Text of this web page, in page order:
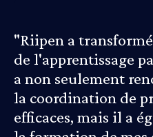
"Riipen a
de l'apprentissage
a non seulement
la coordination de
efficaces, mais il a